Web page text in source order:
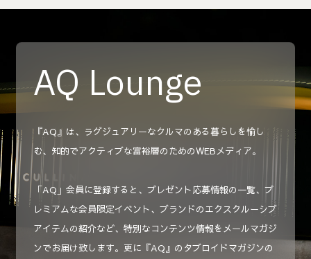
AQ Lounge
『AQ』は、ラグジュアリーなクルマのある暮らしを愉し
む、知的でアクティブな富裕層のためのWEBメディア。
「AQ」会員に登録すると、プレゼント応募情報の一覧、プ
レミアムな会員限定イベント、ブランドのエクスクルーシブ
アイテムの紹介など、特別なコンテンツ情報をメールマガジ
ンでお届け致します。更に『AQ』のタブロイドマガジンの